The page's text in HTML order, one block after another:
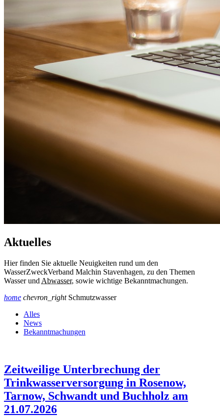
Aktuelles
Hier finden Sie aktuelle Neuigkeiten rund um den
WasserZweckVerband Malchin Stavenhagen, zu den Themen
Wasser und Abwasser, sowie wichtige Bekanntmachungen.
home chevron_right Schmutzwasser
Alles
News
Bekanntmachungen
Zeitweilige Unterbrechung der
Trinkwasserversorgung in Rosenow,
Tarnow, Schwandt und Buchholz am
21.07.2026